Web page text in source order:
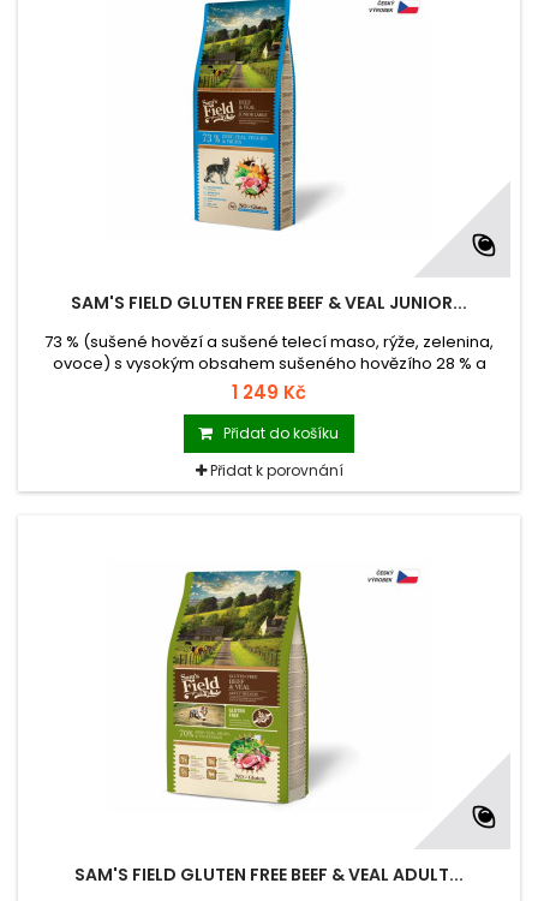
SAM'S FIELD GLUTEN FREE BEEF & VEAL JUNIOR...
73 % (sušené hovězí a sušené telecí maso, rýže, zelenina,
ovoce) s vysokým obsahem sušeného hovězího 28 % a
sušeného telecího 20 % masa kompletní superprémiové
krmivo pro štěňata a mladé psy velkých a obřích plemen
krmivo bez lepku (Gluten Free) krmivo vyrobené v České
republice balení se zipem hmotnost 13 kg
1 249 Kč
Přidat do košíku
Přidat k porovnání
SAM'S FIELD GLUTEN FREE BEEF & VEAL ADULT...